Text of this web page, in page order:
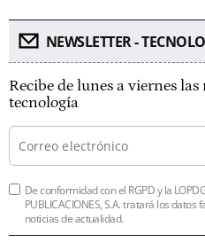
NEWSLETTER -
Recibe de lunes a viernes
tecnología
De conformidad con el RGPD y la
PUBLICACIONES, S.A. tratará los
noticias de actualidad.